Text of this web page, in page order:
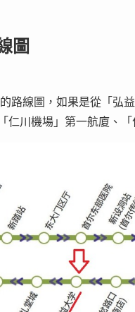
圖
路線圖，如果是從「弘
仁川機場」第一航廈、「